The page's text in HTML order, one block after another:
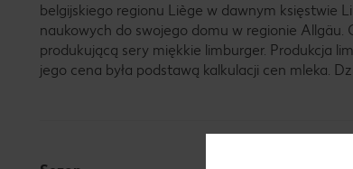
belgijskiego regionu Liège w dawnym księstwie
naukowych do swojego domu w regionie
produkującą sery miękkie limburger. Produkcja
jego cena była podstawą kalkulacji cen mleka.